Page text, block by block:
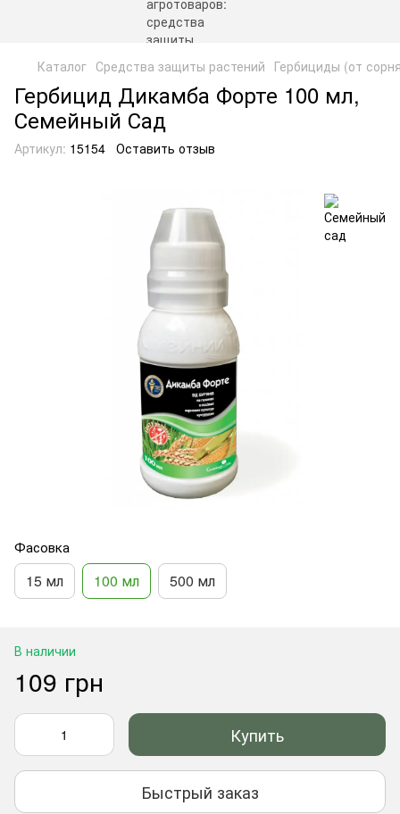
Каталог Средства защиты растений Гербициды (от
Гербицид Дикамба Форте 100 мл,
Семейный Сад
Артикул: 15154 Оставить отзыв
Фасовка
15 мл 100 мл 500 мл
В наличии
109 грн
Купить
Быстрый заказ